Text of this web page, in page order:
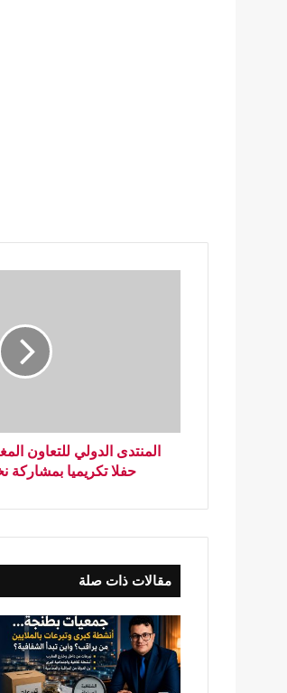
المنتدى الدولي للتعاون
حفلا تكريميا بمشاركة
مقالات ذات صلة